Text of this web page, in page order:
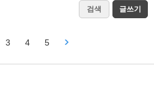
검색 글쓰기
3 4 5